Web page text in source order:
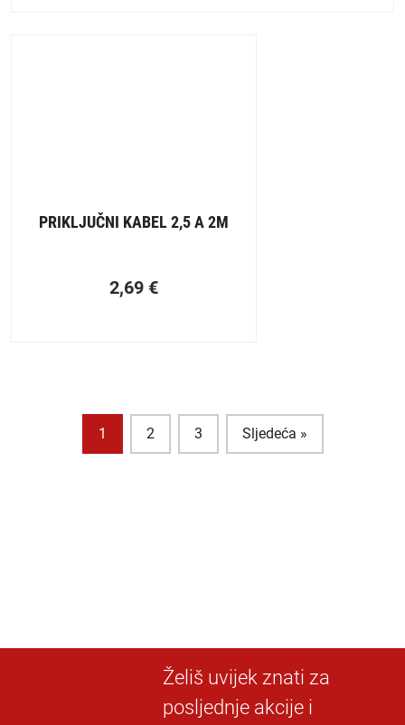
PRIKLJUČNI KABEL 2,5 A 2M
2,69 €
1 2 3 Sljedeća »
Želiš uvijek znati za
posljednje akcije i